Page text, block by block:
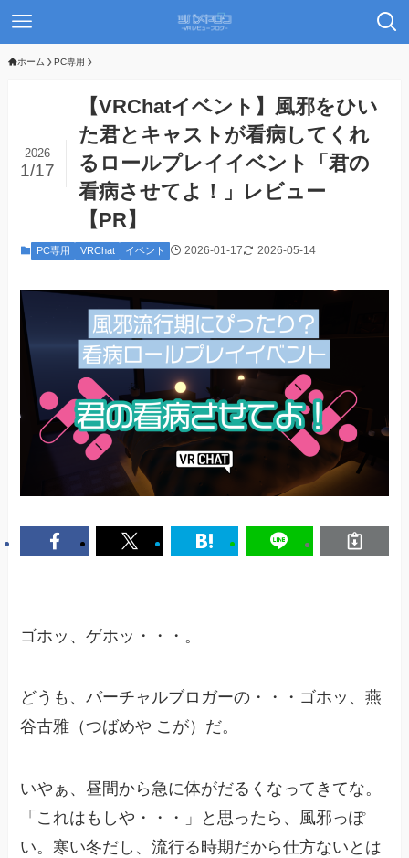
ホーム PC専用
【VRChatイベント】風邪をひい
た君とキャストが看病してくれ
るロールプレイイベント「君の
看病させてよ！」レビュー
【PR】
2026
1/17
PC専用 VRChat イベント 2026-01-17 2026-05-14
ゴホッ、ゲホッ・・・。
どうも、バーチャルブロガーの・・・ゴホッ、燕
谷古雅（つばめや こが）だ。
いやぁ、昼間から急に体がだるくなってきてな。
「これはもしや・・・」と思ったら、風邪っぽ
い。寒い冬だし、流行る時期だから仕方ないとは